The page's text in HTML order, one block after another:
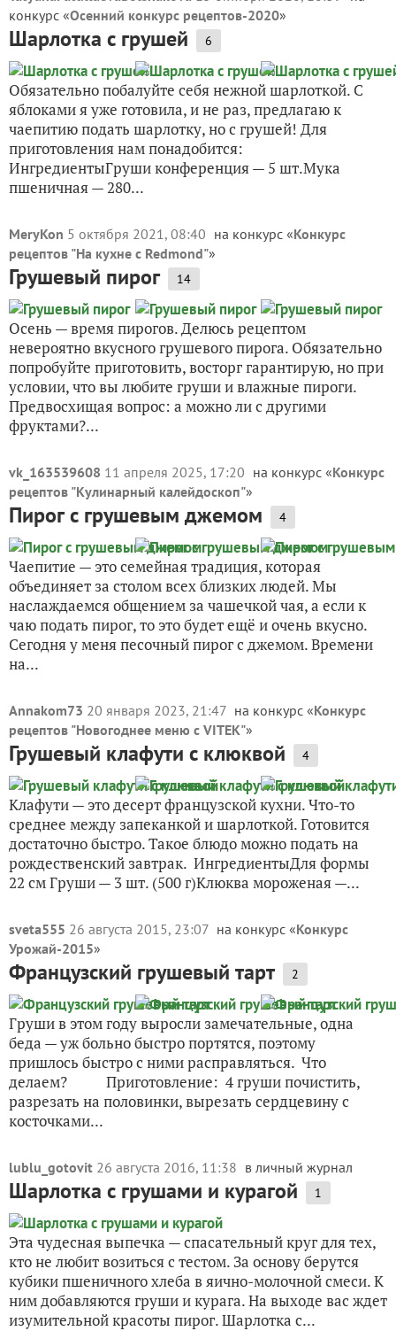
конкурс «Осенний конкурс рецептов-2020»
Шарлотка с грушей 6
Обязательно побалуйте себя нежной шарлоткой. С
яблоками я уже готовила, и не раз, предлагаю к
чаепитию подать шарлотку, но с грушей! Для
приготовления нам понадобится:
ИнгредиентыГруши конференция — 5 шт.Мука
пшеничная — 280...
MeryKon 5 октября 2021, 08:40 на конкурс «Конкурс
рецептов "На кухне с Redmond"»
Грушевый пирог 14
Осень — время пирогов. Делюсь рецептом
невероятно вкусного грушевого пирога. Обязательно
попробуйте приготовить, восторг гарантирую, но при
условии, что вы любите груши и влажные пироги.
Предвосхищая вопрос: а можно ли с другими
фруктами?...
vk_163539608 11 апреля 2025, 17:20 на конкурс «Конкурс
рецептов "Кулинарный калейдоскоп"»
Пирог с грушевым джемом 4
Чаепитие — это семейная традиция, которая
объединяет за столом всех близких людей. Мы
наслаждаемся общением за чашечкой чая, а если к
чаю подать пирог, то это будет ещё и очень вкусно.
Сегодня у меня песочный пирог с джемом. Времени
на...
Annakom73 20 января 2023, 21:47 на конкурс «Конкурс
рецептов "Новогоднее меню с VITEK"»
Грушевый клафути с клюквой 4
Клафути — это десерт французской кухни. Что-то
среднее между запеканкой и шарлоткой. Готовится
достаточно быстро. Такое блюдо можно подать на
рождественский завтрак. ИнгредиентыДля формы
22 см Груши — 3 шт. (500 г)Клюква мороженая —...
sveta555 26 августа 2015, 23:07 на конкурс «Конкурс
Урожай-2015»
Французский грушевый тарт 2
Груши в этом году выросли замечательные, одна
беда — уж больно быстро портятся, поэтому
пришлось быстро с ними расправляться. Что
делаем? Приготовление: 4 груши почистить,
разрезать на половинки, вырезать сердцевину с
косточками...
lublu_gotovit 26 августа 2016, 11:38 в личный журнал
Шарлотка с грушами и курагой 1
Эта чудесная выпечка — спасательный круг для тех,
кто не любит возиться с тестом. За основу берутся
кубики пшеничного хлеба в яично-молочной смеси. К
ним добавляются груши и курага. На выходе вас ждет
изумительной красоты пирог. Шарлотка с...